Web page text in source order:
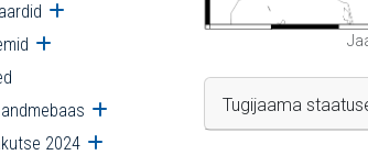
Ava alammenüü
Ava alammenüü
Ava alammenüü
2024 Ava alammenüü
Tugijaama